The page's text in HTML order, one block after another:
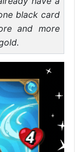
black card
and more